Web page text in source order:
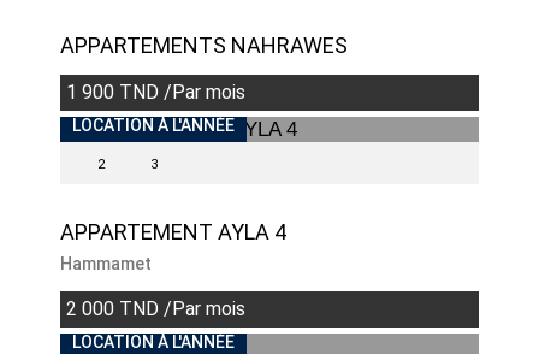
APPARTEMENTS NAHRAWES
1 900 TND /Par mois
INDISPONIBLE
LOCATION À L'ANNÉE
2 3
APPARTEMENT AYLA 4
Hammamet
2 000 TND /Par mois
LOCATION À L'ANNÉE